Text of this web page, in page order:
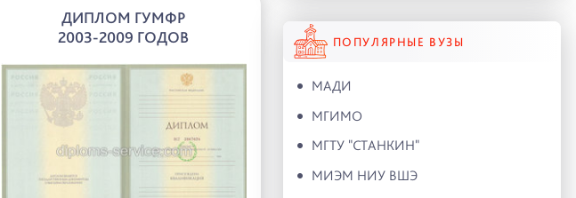
ДИПЛОМ ГУМФР
2003-2009 ГОДОВ
ПОПУЛЯРНЫЕ ВУЗЫ
МАДИ
МГИМО
МГТУ "СТАНКИН"
МИЭМ НИУ ВШЭ